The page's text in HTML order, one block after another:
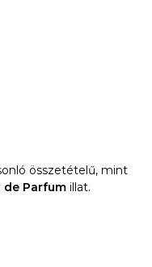
összetételű, mint
de Parfum illat.